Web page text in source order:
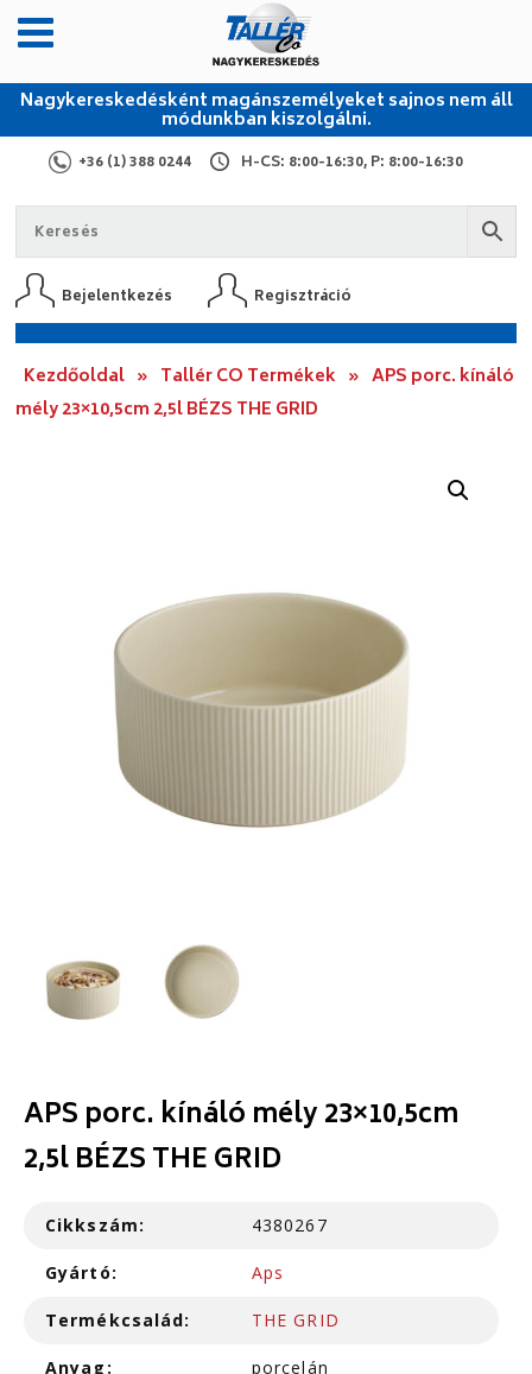
Nagykereskedésként magánszemélyeket sajnos nem áll
módunkban kiszolgálni.
+36 (1) 388 0244 H-CS: 8:00-16:30, P: 8:00-16:30
Bejelentkezés Regisztráció
Kezdőoldal » Tallér CO Termékek » APS porc. kínáló
mély 23×10,5cm 2,5l BÉZS THE GRID
APS porc. kínáló mély 23×10,5cm
2,5l BÉZS THE GRID
Cikkszám: 4380267
Gyártó: Aps
Termékcsalád: THE GRID
Anyag: porcelán